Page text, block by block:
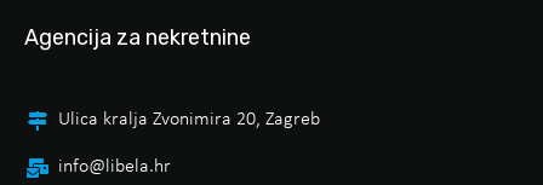
Agencija za nekretnine
Ulica kralja Zvonimira 20, Zagreb
info@libela.hr